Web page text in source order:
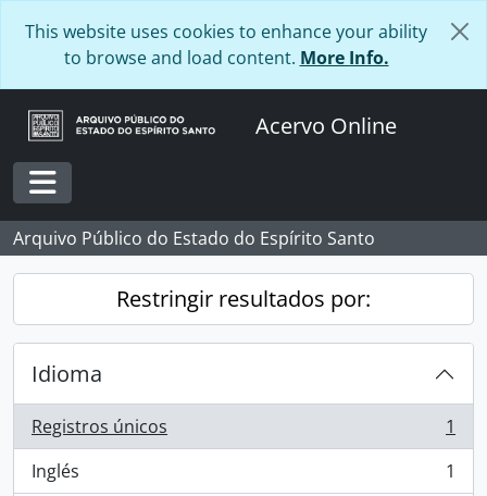
This website uses cookies to enhance your ability
to browse and load content. More Info.
Acervo Online
Toggle navigation
Arquivo Público do Estado do Espírito Santo
Restringir resultados por:
Idioma
Registros únicos
, 1 resultados
1
Inglés
, 1 resultados
1